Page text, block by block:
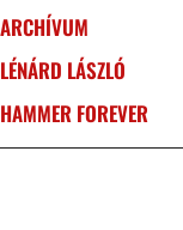
ARCHÍVUM
LÉNÁRD LÁSZLÓ
HAMMER FOREVER